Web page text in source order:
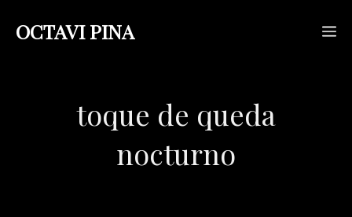
OCTAVI PINA
toque de queda
nocturno